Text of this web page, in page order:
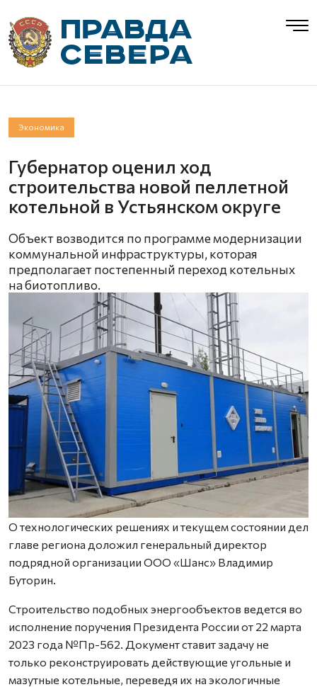
Экономика
Губернатор оценил ход
строительства новой пеллетной
котельной в Устьянском округе
Объект возводится по программе модернизации
коммунальной инфраструктуры, которая
предполагает постепенный переход котельных
на биотопливо.
О технологических решениях и текущем состоянии дел
главе региона доложил генеральный директор
подрядной организации ООО «Шанс» Владимир
Буторин.
Строительство подобных энергообъектов ведется во
исполнение поручения Президента России от 22 марта
2023 года №Пр-562. Документ ставит задачу не
только реконструировать действующие угольные и
мазутные котельные, переведя их на экологичные